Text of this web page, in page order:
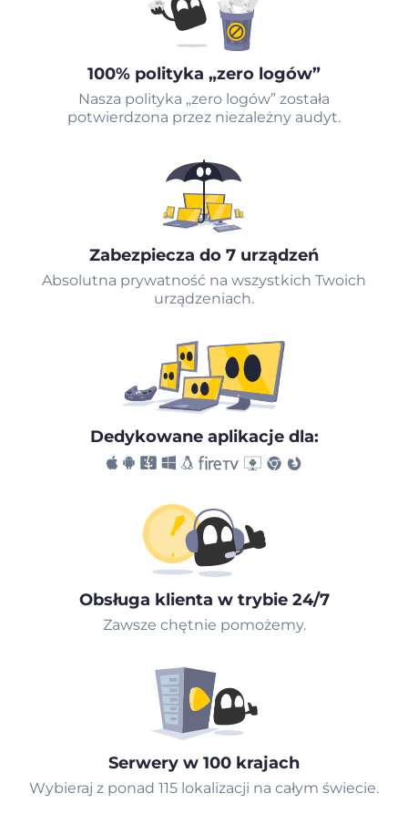
100% polityka „zero logów”
Nasza polityka „zero logów” została
potwierdzona przez niezależny audyt.
Zabezpiecza do 7 urządzeń
Absolutna prywatność na wszystkich Twoich
urządzeniach.
Dedykowane aplikacje dla:
Obsługa klienta w trybie 24/7
Zawsze chętnie pomożemy.
Serwery w 100 krajach
Wybieraj z ponad 115 lokalizacji na całym świecie.